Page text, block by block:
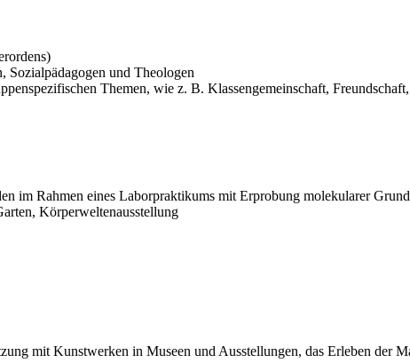
Sozialpädagogen und Theologen
Themen, wie z. B. Klassengemeinschaft,
im Rahmen eines Laborpraktikums mit Erprobung molekularer
Körperweltenausstellung
mit Kunstwerken in Museen und Ausstellungen, das Erleben der